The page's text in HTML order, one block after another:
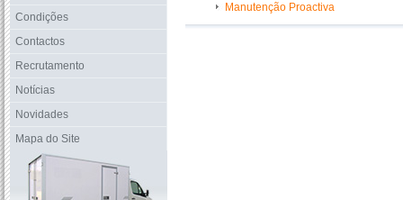
Condições
Contactos
Recrutamento
Notícias
Novidades
Mapa do Site
Manutenção Proactiva